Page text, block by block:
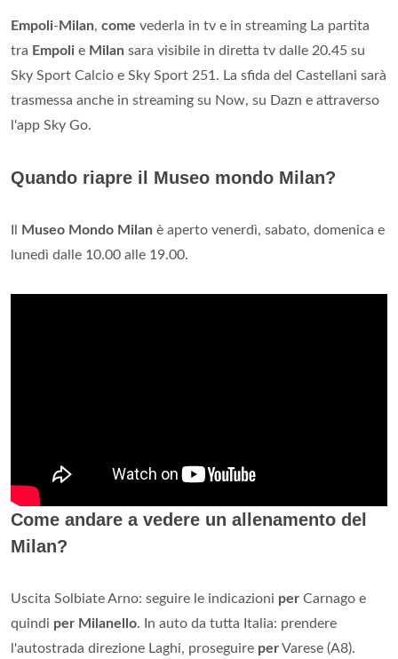
Empoli- Milan, come vederla in tv e in streaming La partita
tra Empoli e Milan sara visibile in diretta tv dalle 20.45 su
Sky Sport Calcio e Sky Sport 251. La sfida del Castellani sarà
trasmessa anche in streaming su Now, su Dazn e attraverso
l'app Sky Go.
Quando riapre il Museo mondo Milan?
Museo Mondo Milan è aperto venerdì, sabato, domenica e
lunedì dalle 10.00 alle 19.00.
Come andare a vedere un allenamento del
Milan?
Uscita Solbiate Arno: seguire le indicazioni per Carnago e
quindi per Milanello. In auto da tutta Italia: prendere
l'autostrada direzione Laghi, proseguire perVarese (A8).